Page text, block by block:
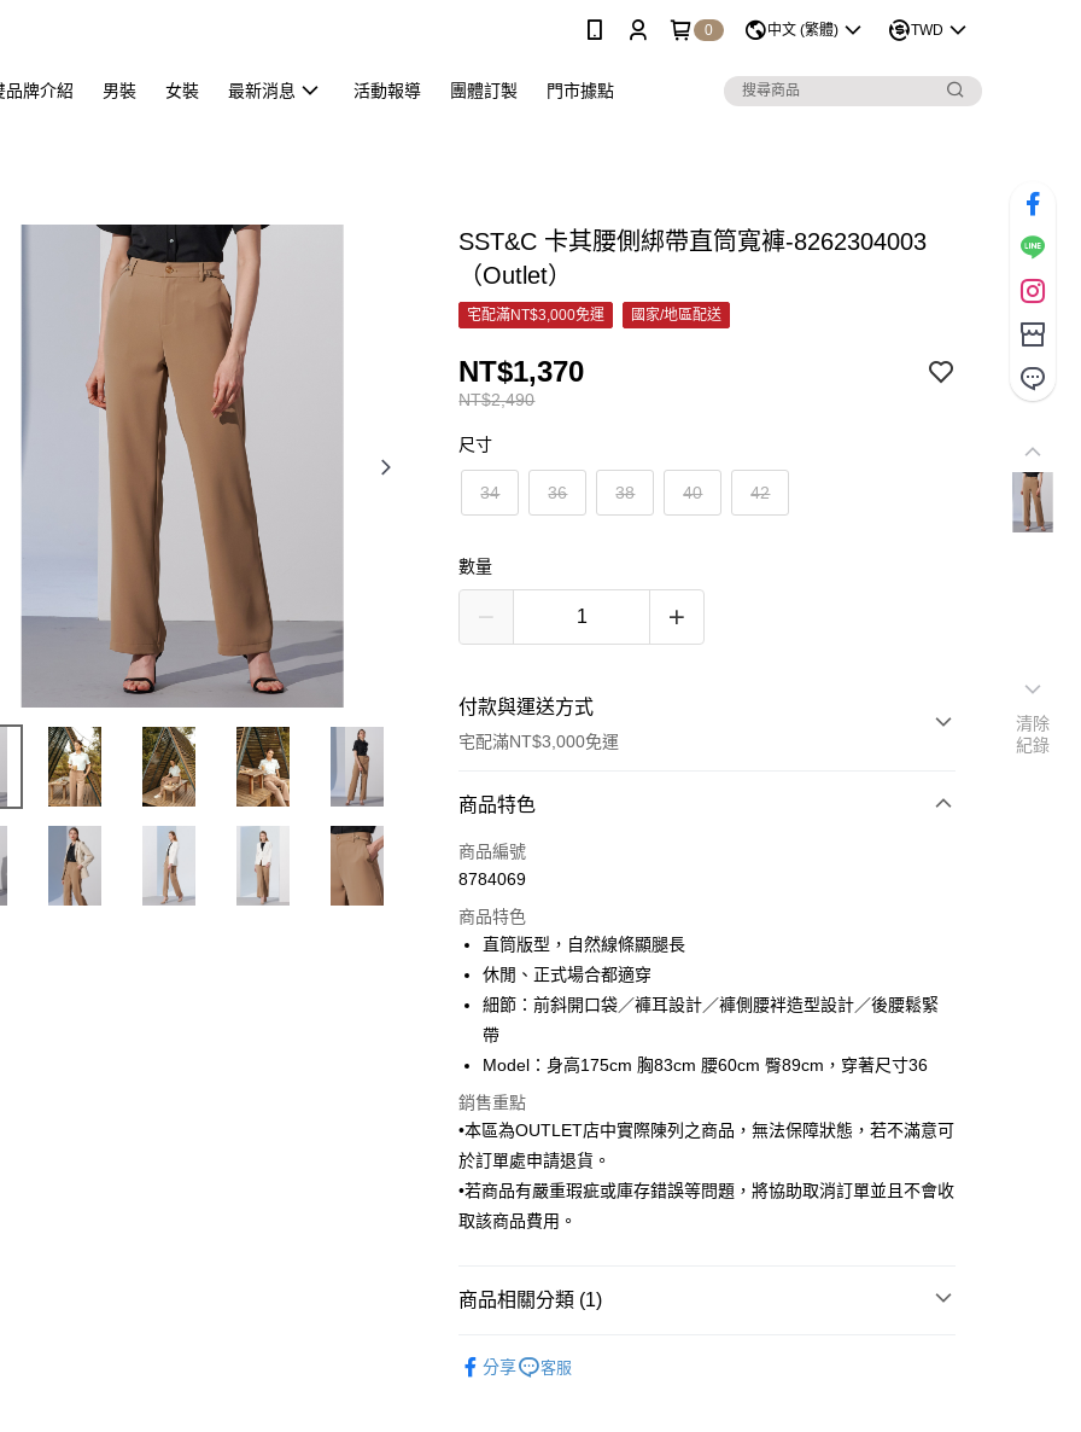
0 中文 (繁體) TWD
品牌介紹 男裝 女裝 最新消息 活動報導 團體訂製 門市據點
SST&C 卡其腰側綁帶直筒寬褲-8262304003
（Outlet）
宅配滿NT$3,000免運 國家/地區配送
NT$2,490
NT$1,370
尺寸
34 36 38 40 42
數量
付款與運送方式
宅配滿NT$3,000免運
付款方式
信用卡一次付款
3 期 0 利率 每期NT$456
合作金庫商業銀行
華南商業銀行
彰化商業銀行
國泰世華商業銀行
臺灣中小企業銀行
台中商業銀行
匯豐（台灣）商業銀行
聯邦商業銀行
遠東國際商業銀行
玉山商業銀行
台新國際商業銀行
中國信託商業銀行
台灣樂天信用卡公司
6 期 0 利率 每期NT$228
合作金庫商業銀行
第一商業銀行
華南商業銀行
上海商業儲蓄銀行
台北富邦商業銀行
臺灣中小企業銀行
匯豐（台灣）商業銀行
華泰商業銀行
聯邦商業銀行
元大商業銀行
永豐商業銀行
台新國際商業銀行
LINE Pay
Apple Pay
街口支付
Google Pay
全盈+PAY
相關說明
AFTEE先享後付是「在收到商品之後才付款」的支付方式。 讓您購物簡單
便利好安心！
商品特色
商品編號
8784069
商品特色
直筒版型，自然線條顯腿長
休閒、正式場合都適穿
細節：前斜開口袋／褲耳設計／褲側腰袢造型設計／後腰鬆緊
帶
Model：身高175cm 胸83cm 腰60cm 臀89cm，穿著尺寸36
銷售重點
•本區為OUTLET店中實際陳列之商品，無法保障狀態，若不滿意可
於訂單處申請退貨。
•若商品有嚴重瑕疵或庫存錯誤等問題，將協助取消訂單並且不會收
取該商品費用。
商品相關分類 (1)
分享
客服
清除
紀錄